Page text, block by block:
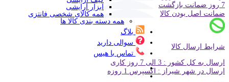
ابزار آرایشی
همه کالای شخصی فانتزی
همه دسته بندی کالا ها
بلاگ
سوالی دارید
تماس با هیس
7 روز ضمانت بازگشت
ضمانت اصل بودن کالا
شرایط ارسال کالا
ارسال به کل کشور : 3 الی 7 روز کاری
ارسال در شهر شیراز : اکسپرس 1 روزه